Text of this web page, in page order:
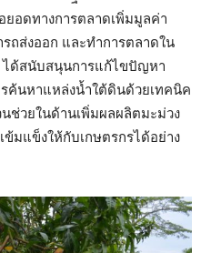
อดทางการตลาดเพิ่มมูลค่า
ถส่งออก และทำการตลาดใน
ได้สนับสนุนการแก้ไขปัญหา
ค้นหาแหล่งน้ำใต้ดินด้วยเทคนิค
ช่วยในด้านเพิ่มผลผลิตมะม่วง
ข้มแข็งให้กับเกษตรกรได้อย่าง